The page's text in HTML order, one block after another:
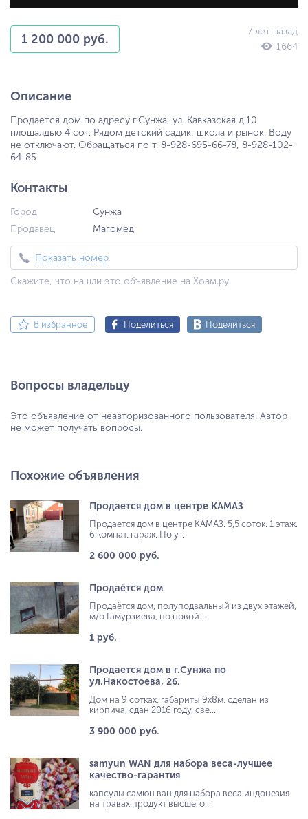
1 200 000 руб.
7 лет назад
1664
Описание
Продается дом по адресу г.Сунжа, ул. Кавказская д.10
площалдью 4 сот. Рядом детский садик, школа и рынок. Воду
не отключают. Обращаться по т. 8-928-695-66-78, 8-928-102-
64-85
Контакты
Город
Сунжа
Продавец
Магомед
Показать номер
Скажите, что нашли это объявление на Хоам.ру
В избранное Поделиться Поделиться
Вопросы владельцу
Это объявление от неавторизованного пользователя. Автор
не может получать вопросы.
Похожие объявления
Продается дом в центре КАМАЗ
Продается дом в центре КАМАЗ. 5,5 соток. 1 этаж.
6 комнат, гараж. По у...
2 600 000 руб.
Продаётся дом
Продаётся дом, полуподвальный из двух этажей,
м/о Гамурзиева, по новой...
1 руб.
Продается дом в г.Сунжа по
ул.Накостоева, 26.
Дом на 9 сотках, габариты 9х8м, сделан из
кирпича, сдан 2016 году, све...
3 900 000 руб.
samyun WAN для набора веса-лучшее
качество-гарантия
капсулы самюн ван для набора веса индонезия
на травах,продукт высшего...